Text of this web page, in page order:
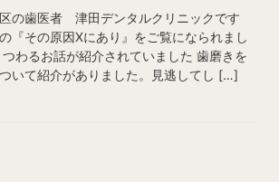
の歯医者 津田デンタルクリニックです
『その原因Xにあり』をご覧になられまし
わるお話が紹介されていました 歯磨きを
いて紹介がありました。見逃してし […]